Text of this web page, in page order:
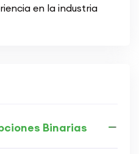
en la industria
Binarias